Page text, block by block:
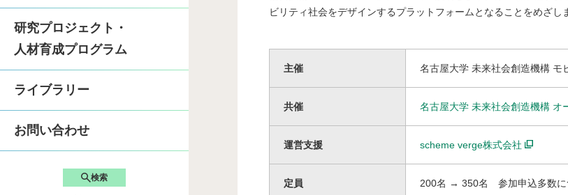
研究プロジェクト・
人材育成プログラム
ライブラリー
お問い合わせ
検索
ビリティ社会をデザインするプラットフォームとなることをめざし
主催 名古屋大学 未来社会創造機構 モ
共催 名古屋大学 未来社会創造機構 オ
運営支援 scheme verge株式会社
定員 200名 → 350名 参加申込多数に